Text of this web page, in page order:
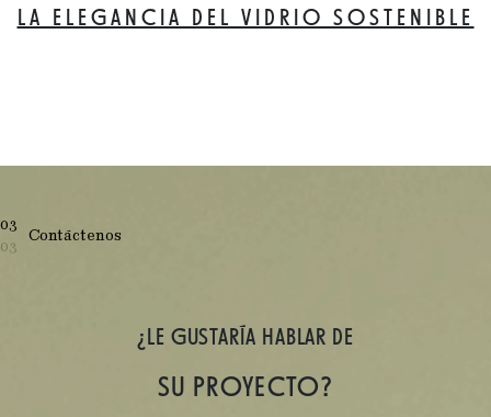
LA ELEGANCIA DEL VIDRIO SOSTENIBLE
03
03
Contáctenos
¿LE GUSTARÍA HABLAR DE
SU PROYECTO?